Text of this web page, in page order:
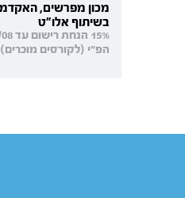
מכון מפרשים,
בשיתוף אלו"ט
הפ"י (לקורסים